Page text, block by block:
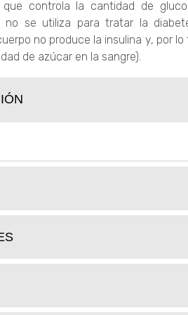
controla la cantidad de
no se utiliza para tratar la
no produce la insulina y, por
de azúcar en la sangre).